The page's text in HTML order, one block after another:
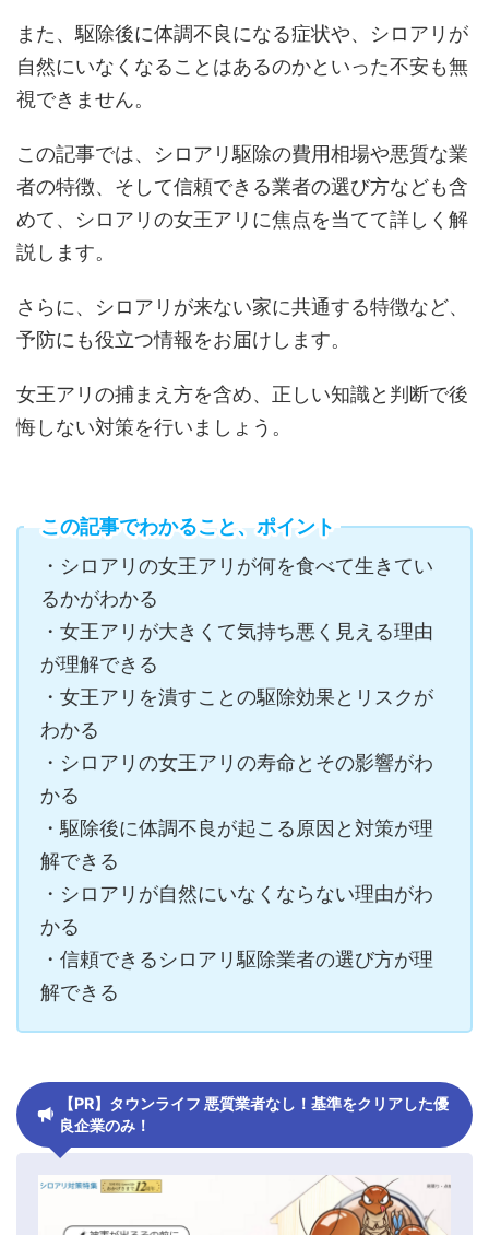
また、駆除後に体調不良になる症状や、シロアリが
自然にいなくなることはあるのかといった不安も無
視できません。
この記事では、シロアリ駆除の費用相場や悪質な業
者の特徴、そして信頼できる業者の選び方なども含
めて、シロアリの女王アリに焦点を当てて詳しく解
説します。
さらに、シロアリが来ない家に共通する特徴など、
予防にも役立つ情報をお届けします。
女王アリの捕まえ方を含め、正しい知識と判断で後
悔しない対策を行いましょう。
この記事でわかること、ポイント
・シロアリの女王アリが何を食べて生きてい
るかがわかる
・女王アリが大きくて気持ち悪く見える理由
が理解できる
・女王アリを潰すことの駆除効果とリスクが
わかる
・シロアリの女王アリの寿命とその影響がわ
かる
・駆除後に体調不良が起こる原因と対策が理
解できる
・シロアリが自然にいなくならない理由がわ
かる
・信頼できるシロアリ駆除業者の選び方が理
解できる
【PR】タウンライフ 悪質業者なし！基準をクリアした優
良企業のみ！